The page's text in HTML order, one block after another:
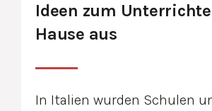
Ideen zum
Hause aus
In Italien wurden Schulen